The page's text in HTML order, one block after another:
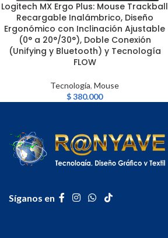
LEER MÁS
Logitech MX Ergo Plus: Mouse Trackball
Recargable Inalámbrico, Diseño
Ergonómico con Inclinación Ajustable
(0° a 20°/30°), Doble Conexión
(Unifying y Bluetooth) y Tecnología
FLOW
Tecnología,Mouse
$380.000
Síganos en